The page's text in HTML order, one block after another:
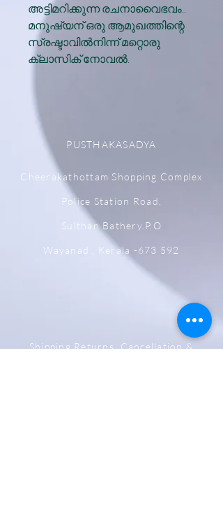
അട്ടിമറിക്കുന്ന രചനാവൈഭവം..
മനുഷ്യന് ഒരു ആമുഖത്തിന്റെ
സ്രഷ്ടാവില്‍നിന്ന് മറ്റൊരു
ക്ലാസിക് നോവല്‍.
PUSTHAKASADYA
Cheerakathottam Shopping Complex
Police Station Road,
Sulthan Bathery.P.O
Wayanad , Kerala -673 592
Shipping,Returns, Cancellation &